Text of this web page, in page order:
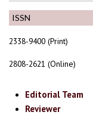
ISSN
2338-9400 (Print)
2808-2621 (Online)
Editorial Team
Reviewer